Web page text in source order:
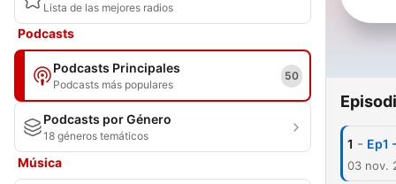
Lista de las mejores radios
Podcasts
Podcasts Principales
Podcasts más populares
50
Podcasts por Género
18 géneros temáticos
Música
1 - Ep1
03 nov.